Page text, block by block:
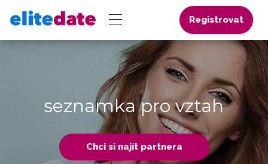
Registrovat
seznamka pro vztah
Chci si najít partnera